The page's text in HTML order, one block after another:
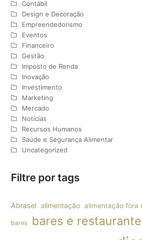
Contábil
Design e Decoração
Empreendedorismo
Eventos
Financeiro
Gestão
Imposto de Renda
Inovação
Investimento
Marketing
Mercado
Notícias
Recursos Humanos
Saúde e Segurança Alimentar
Uncategorized
Filtre por tags
Abrasel alimentação alimentação fora
bares bares e